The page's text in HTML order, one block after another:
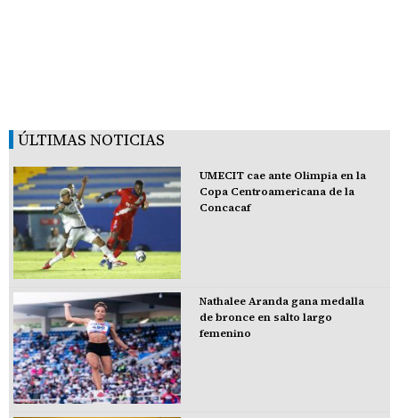
ÚLTIMAS NOTICIAS
UMECIT cae ante Olimpia en la
Copa Centroamericana de la
Concacaf
Nathalee Aranda gana medalla
de bronce en salto largo
femenino